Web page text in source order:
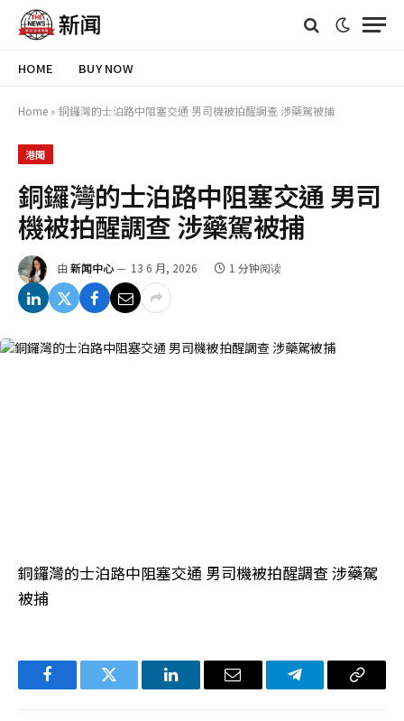
HOME BUY NOW
Home » 銅鑼灣的士泊路中阻塞交通 男司機被拍醒調查 涉藥駕被捕
港聞
銅鑼灣的士泊路中阻塞交通 男司
機被拍醒調查 涉藥駕被捕
由 新闻中心 13 6 月, 2026 1 分钟阅读
銅鑼灣的士泊路中阻塞交通 男司機被拍醒調查 涉藥駕
被捕
FacebookTwitter LinkedIn电
Telegram复